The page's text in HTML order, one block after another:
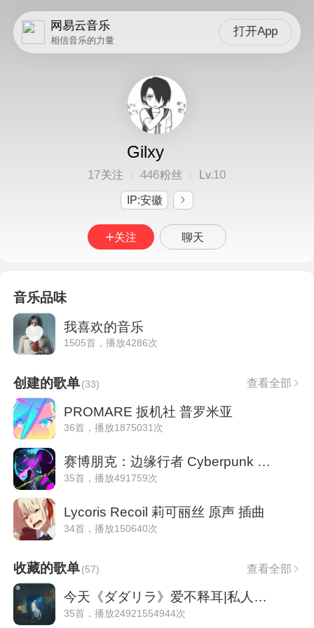
网易云音乐
相信音乐的力量
打开App
Gilxy
17关注 446粉丝 Lv.10
IP:安徽
关注 聊天
音乐品味
我喜欢的音乐
1505首，播放4286次
创建的歌单(33) 查看全部
PROMARE 扳机社 普罗米亚
36首，播放1875031次
赛博朋克：边缘行者 Cyberpunk Edgerunners
35首，播放491759次
Lycoris Recoil 莉可丽丝 原声 插曲
34首，播放150640次
收藏的歌单(57) 查看全部
今天《ダダリラ》爱不释耳|私人雷达
35首，播放24921554944次